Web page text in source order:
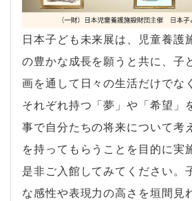
日本子ども未来展は、児童養護
の豊かな成長を願うと共に、子
画を通して日々の生活だけでな
それぞれ持つ「夢」や「希望」
事で自分たちの将来について考
を持ってもらうことを目的に実
是非ご入館してみてください。
な感性や表現力の高さを垣間見